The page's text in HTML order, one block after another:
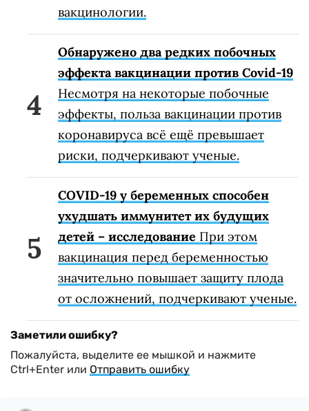
вакцинологии.
Обнаружено два редких побочных
эффекта вакцинации против Covid-19
Несмотря на некоторые побочные
эффекты, польза вакцинации против
коронавируса всё ещё превышает
риски, подчеркивают ученые.
COVID-19 у беременных способен
ухудшать иммунитет их будущих
детей – исследование При этом
вакцинация перед беременностью
значительно повышает защиту плода
от осложнений, подчеркивают ученые.
Заметили ошибку?
Пожалуйста, выделите ее мышкой и нажмите
Ctrl+Enter или Отправить ошибку